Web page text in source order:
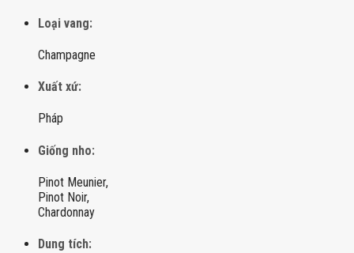
Loại vang:
Champagne
Xuất xứ:
Pháp
Giống nho:
Pinot Meunier,
Pinot Noir,
Chardonnay
Dung tích: